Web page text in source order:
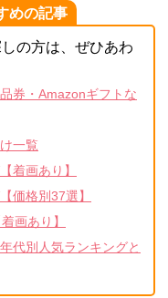
めの記事
の方は、ぜひあわ
券・Amazonギフトな
一覧
着画あり】
価格別37選】
画あり】
代別人気ランキングと